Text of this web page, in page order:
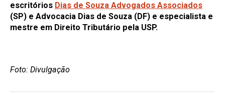
escritórios Dias de Souza Advogados Associados
(SP) e Advocacia Dias de Souza (DF) e especialista e
mestre em Direito Tributário pela USP.
Foto: Divulgação